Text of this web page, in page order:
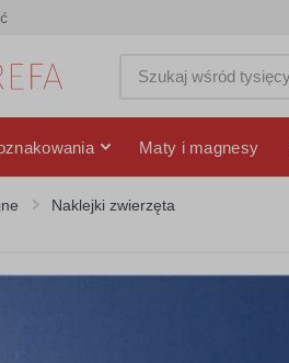
Maty i magnesy
Naklejki zwierzęta